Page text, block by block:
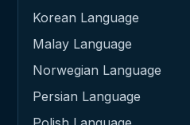
Korean Language
Malay Language
Norwegian Language
Persian Language